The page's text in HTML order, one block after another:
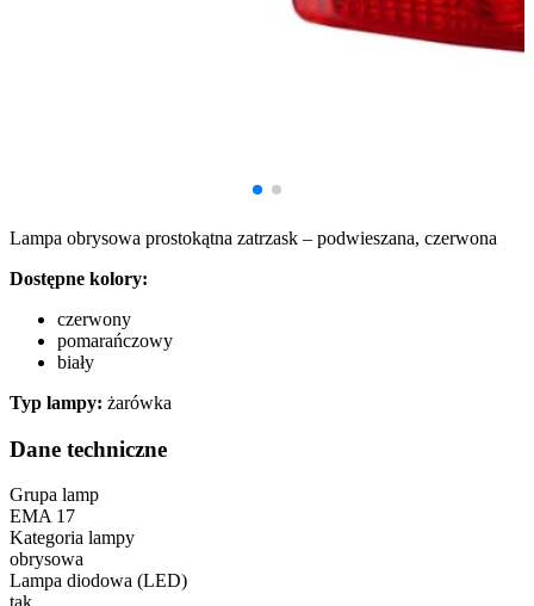
Lampa obrysowa prostokątna zatrzask – podwieszana, czerwona
Dostępne kolory:
czerwony
pomarańczowy
biały
Typ lampy: żarówka
Dane techniczne
Grupa lamp
EMA 17
Kategoria lampy
obrysowa
Lampa diodowa (LED)